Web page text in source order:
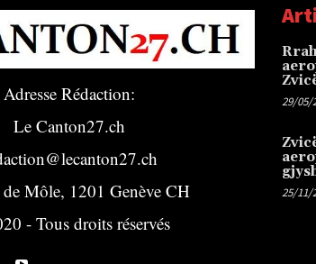
Adresse Rédaction:
Le Canton27.ch
de Môle, 1201 Genève CH
- Tous droits réservés
29/05/
25/11/